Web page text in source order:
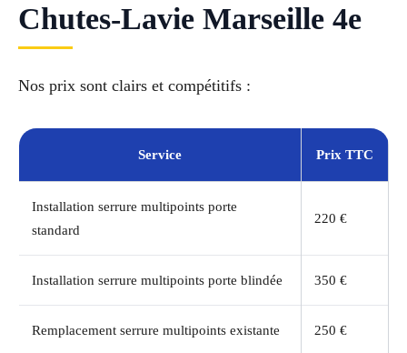
Chutes-Lavie Marseille 4e
Nos prix sont clairs et compétitifs :
Service Prix TTC
Installation serrure multipoints porte
standard
220 €
Installation serrure multipoints porte blindée 350 €
Remplacement serrure multipoints existante 250 €